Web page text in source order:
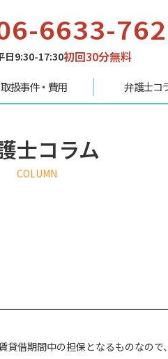
6633-
日9:30-17:30初回30分無料
取扱事件・費用 弁護士コ
士コラム
COLUMN
借期間中の担保となるものなの